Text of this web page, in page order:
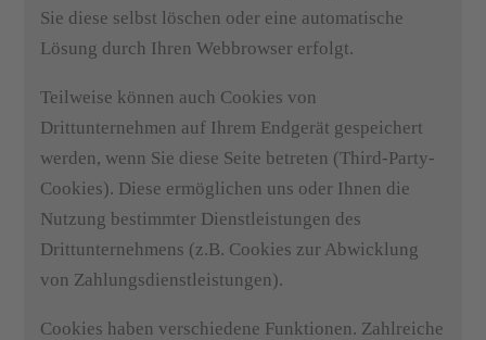
Sie diese selbst löschen oder eine automatische
Lösung durch Ihren Webbrowser erfolgt.
Teilweise können auch Cookies von
Drittunternehmen auf Ihrem Endgerät gespeichert
werden, wenn Sie diese Seite betreten (Third-Party-
Cookies). Diese ermöglichen uns oder Ihnen die
Nutzung bestimmter Dienstleistungen des
Drittunternehmens (z.B. Cookies zur Abwicklung
von Zahlungsdienstleistungen).
Cookies haben verschiedene Funktionen. Zahlreiche